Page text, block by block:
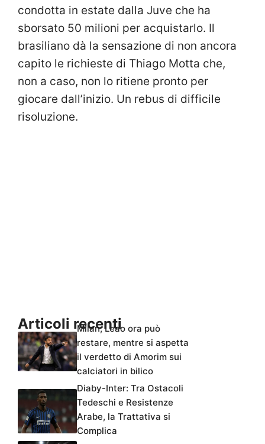
condotta in estate dalla Juve che ha
sborsato 50 milioni per acquistarlo. Il
brasiliano dà la sensazione di non ancora
capito le richieste di Thiago Motta che,
non a caso, non lo ritiene pronto per
giocare dall’inizio. Un rebus di difficile
risoluzione.
Articoli recenti
Milan, Leao ora può
restare, mentre si aspetta
il verdetto di Amorim sui
calciatori in bilico
Diaby-Inter: Tra Ostacoli
Tedeschi e Resistenze
Arabe, la Trattativa si
Complica